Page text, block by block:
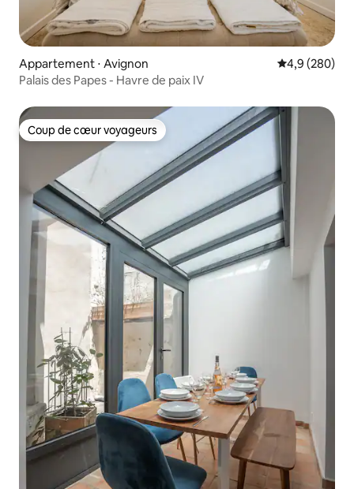
Appartement ⋅ Avignon Évaluation
4,9 (280)
Palais des Papes - Havre de paix IV
Coup de cœur voyageurs
Coup de cœur voyageurs